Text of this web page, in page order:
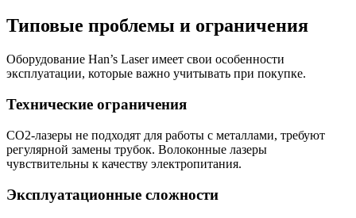
Типовые проблемы и ограничения
Оборудование Han’s Laser имеет свои особенности
эксплуатации, которые важно учитывать при покупке.
Технические ограничения
CO2-лазеры не подходят для работы с металлами, требуют
регулярной замены трубок. Волоконные лазеры
чувствительны к качеству электропитания.
Эксплуатационные сложности